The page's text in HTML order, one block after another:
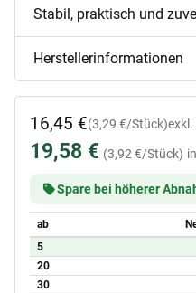
Stabil, praktisch und
Herstellerinformationen
16,45 €(3,29 €/Stück)exkl.
19,58 € (3,92 €/Stück)
Spare bei höherer
ab
5
20
30